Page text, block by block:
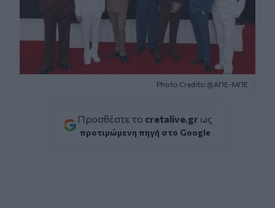
Photo Credits: @ΑΠΕ-ΜΠΕ
Προσθέστε το cretalive.gr ως
προτιμώμενη πηγή στο Google